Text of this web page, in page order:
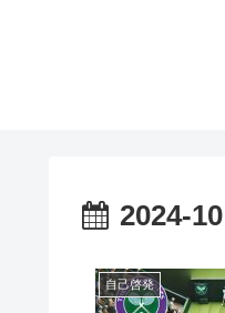
2024-10
自己啓発